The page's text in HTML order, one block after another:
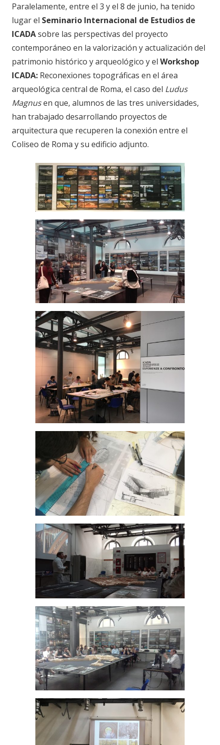
Paralelamente, entre el 3 y el 8 de junio, ha tenido
lugar el Seminario Internacional de Estudios de
ICADAsobre las perspectivas del proyecto
contemporáneo en la valorización y actualización del
patrimonio histórico y arqueológico y el Workshop
ICADA: Reconexiones topográficas en el área
arqueológica central de Roma, el caso del Ludus
Magnusen que, alumnos de las tres universidades,
han trabajado desarrollando proyectos de
arquitectura que recuperen la conexión entre el
Coliseo de Roma y su edificio adjunto.